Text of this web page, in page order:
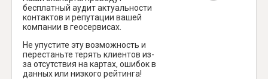
бесплатный аудит актуальности
контактов и репутации вашей
компании в геосервисах.
Не упустите эту возможность и
перестаньте терять клиентов из-
за отсутствия на картах, ошибок в
данных или низкого рейтинга!